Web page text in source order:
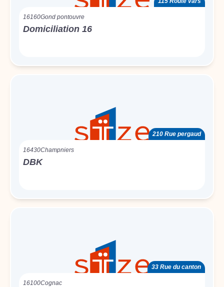
16160Gond pontouvre
Domiciliation 16
210 Rue pergaud
16430Champniers
DBK
33 Rue du canton
16100Cognac